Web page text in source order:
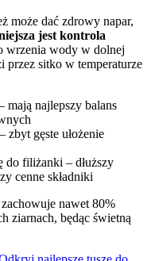
może dać zdrowy napar,
jest kontrola
wrzenia wody w dolnej
przez sitko w temperaturze
mają najlepszy balans
gęste ułożenie
do filiżanki – dłuższy
cenne składniki
zachowuje nawet 80%
ziarnach, będąc świetną